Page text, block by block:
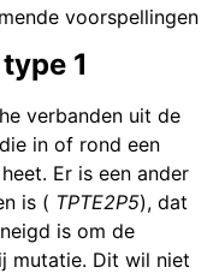
voorspellingen
1
verbanden uit de
in of rond een
heet. Er is een ander
is ( TPTE2P5), dat
is om de
mutatie. Dit wil niet